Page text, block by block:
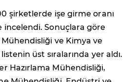
şirketlerde işe girme oranı
Sonuçlara göre
ve Kimya ve
üst sıralarında yer aldı.
Hazırlama Mühendisliği,